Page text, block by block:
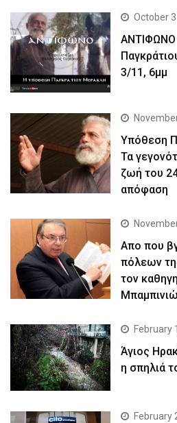
October
3/11, 6μμ
Yπόθεση
Τα
ζωή του
απόφαση
Απο που
πόλεων
τον
February
Άγιος
η σπηλιά
February